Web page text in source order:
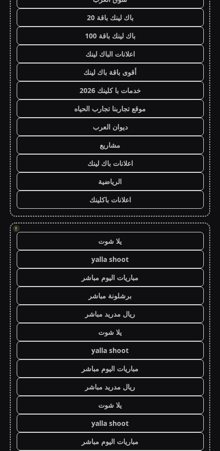
باك لينك باقة 20
باك لينك باقة 100
اعلانات الباك لينك
أقوى باقة باك لينك
خدمات با كلينك 2026
موقع تجاربنا تجارب الحياه
ديوان العرب
مشاريع
اعلانات باك لينك
الرياضية
اعلانات باكلينك
!
يلا شوت
yalla shoot
مباريات اليوم مباشر
برشلونة مباشر
ريال مدريد مباشر
يلا شوت
yalla shoot
مباريات اليوم مباشر
ريال مدريد مباشر
يلا شوت
yalla shoot
مباريات اليوم مباشر